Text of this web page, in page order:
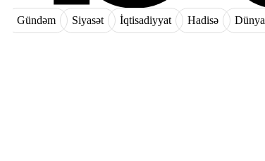
Gündəm Siyasət İqtisadiyyat Hadisə Dünya